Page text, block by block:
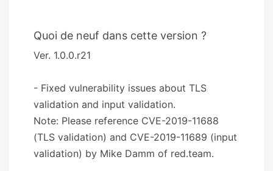
Quoi de neuf dans cette version ?
Ver. 1.0.0.r21
- Fixed vulnerability issues about TLS
validation and input validation.
Note: Please reference CVE-2019-11688
(TLS validation) and CVE-2019-11689 (input
validation) by Mike Damm of red.team.